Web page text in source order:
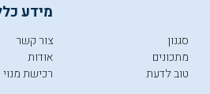
סגנון
מתכונים
טוב לדעת
מידע
צור קשר
אודות
רכישת מנוי